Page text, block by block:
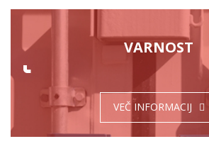
VARNOST
VEČ INFORMACIJ